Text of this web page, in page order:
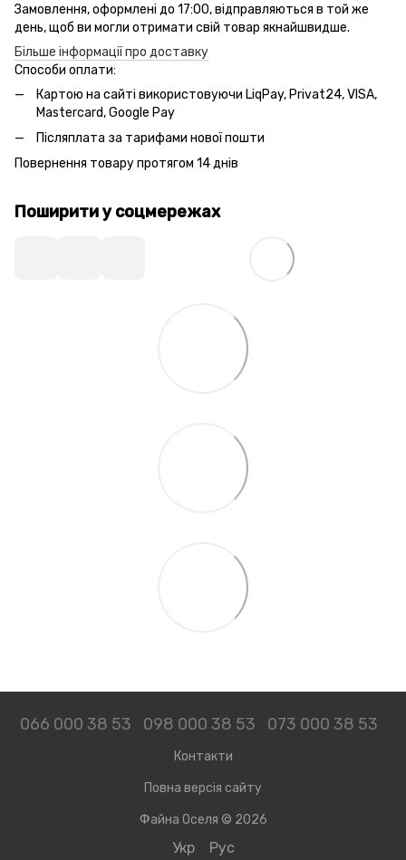
Замовлення, оформлені до 17:00, відправляються в той же
день, щоб ви могли отримати свій товар якнайшвидше.
Більше інформації про доставку
Способи оплати:
Картою на сайті використовуючи LiqPay, Privat24, VISA,
Mastercard, Google Pay
Післяплата за тарифами нової пошти
Повернення товару протягом 14 днів
Поширити у соцмережах
066 000 38 53 098 000 38 53 073 000 38 53
Контакти
Повна версія сайту
Файна Оселя © 2026
Укр Рус